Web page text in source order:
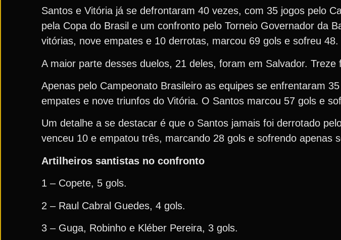
Santos e Vitória já se defrontaram 40 vezes, com 35 jogos pelo
pela Copa do Brasil e um confronto pelo Torneio Governador da
vitórias, nove empates e 10 derrotas, marcou 69 gols e sofreu 48.
A maior parte desses duelos, 21 deles, foram em Salvador.
Apenas pelo Campeonato Brasileiro as equipes se enfrentaram
empates e nove triunfos do Vitória. O Santos marcou 57 gols e
Um detalhe a se destacar é que o Santos jamais foi derrotado
venceu 10 e empatou três, marcando 28 gols e sofrendo apenas
Artilheiros santistas no confronto
1 – Copete, 5 gols.
2 – Raul Cabral Guedes, 4 gols.
3 – Guga, Robinho e Kléber Pereira, 3 gols.